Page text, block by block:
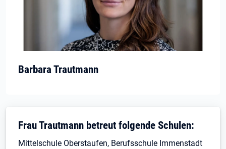
Barbara Trautmann
Frau Trautmann betreut folgende Schulen:
Mittelschule Oberstaufen, Berufsschule Immenstadt